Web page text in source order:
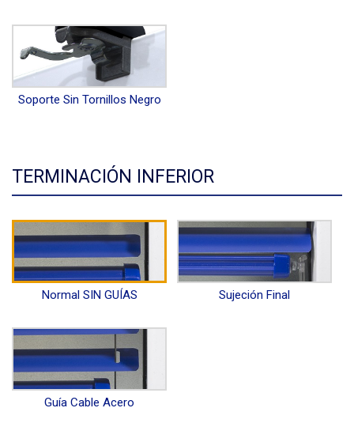
Soporte Sin Tornillos Negro
TERMINACIÓN INFERIOR
Normal SIN GUÍAS Sujeción Final
Guía Cable Acero